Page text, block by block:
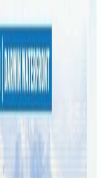
र लेखबारे तपाईंको कुनै
कृपया हामीलाई निम्न ईमेलमा
र तटस्थ पत्रकारिता गर्न